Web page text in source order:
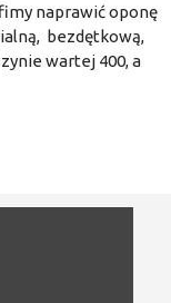
naprawić oponę
bezdętkową,
wartej 400, a